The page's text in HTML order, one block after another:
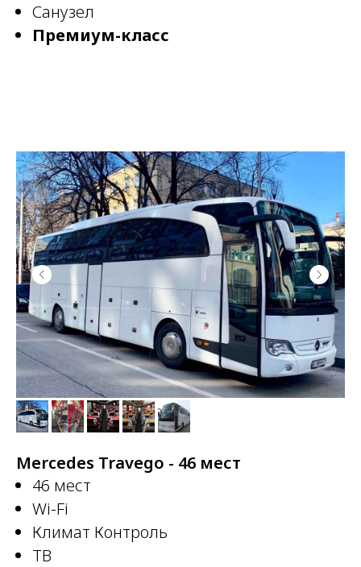
Санузел
Премиум-класс
Mercedes Travego - 46 мест
46 мест
Wi-Fi
Климат Контроль
ТВ